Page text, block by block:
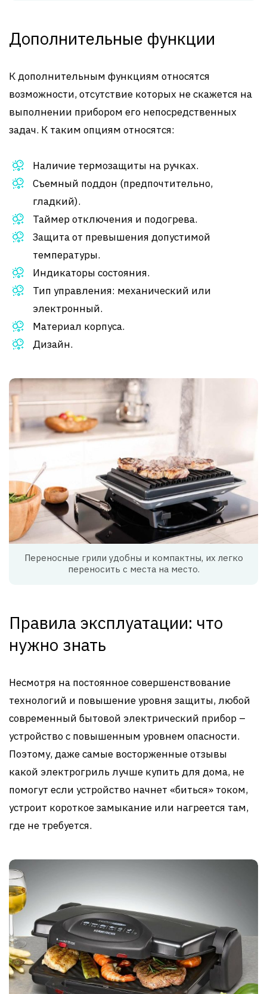
Дополнительные функции
К дополнительным функциям относятся
возможности, отсутствие которых не скажется на
выполнении прибором его непосредственных
задач. К таким опциям относятся:
Наличие термозащиты на ручках.
Съемный поддон (предпочтительно,
гладкий).
Таймер отключения и подогрева.
Защита от превышения допустимой
температуры.
Индикаторы состояния.
Тип управления: механический или
электронный.
Материал корпуса.
Дизайн.
Переносные грили удобны и компактны, их легко
переносить с места на место.
Правила эксплуатации: что
нужно знать
Несмотря на постоянное совершенствование
технологий и повышение уровня защиты, любой
современный бытовой электрический прибор –
устройство с повышенным уровнем опасности.
Поэтому, даже самые восторженные отзывы
какой электрогриль лучше купить для дома, не
помогут если устройство начнет «биться» током,
устроит короткое замыкание или нагреется там,
где не требуется.